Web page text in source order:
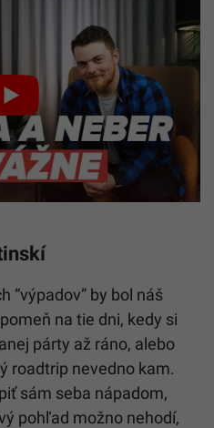
“výpadov” by bol náš
na tie dni, kedy si
párty až ráno, alebo
roadtrip nevedno kam.
sám seba nápadom,
pohľad možno nehodí,